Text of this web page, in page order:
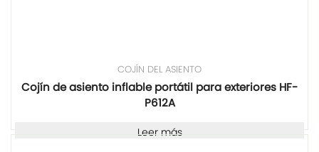
COJÍN DEL ASIENTO
Cojín de asiento inflable portátil para exteriores HF-
P612A
Leer más